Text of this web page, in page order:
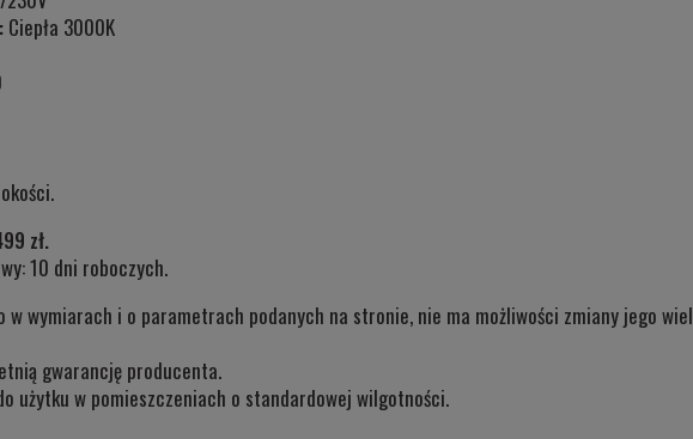
Ciepła 3000K
zł.
10 dni roboczych.
wymiarach i o parametrach podanych na stronie, nie ma możliwości zmiany jego
gwarancję producenta.
użytku w pomieszczeniach o standardowej wilgotności.